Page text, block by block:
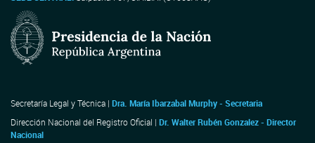
Secretaría Legal y Técnica | Dra. María Ibarzabal Murphy - Secretaria
Dirección Nacional del Registro Oficial | Dr. Walter Rubén Gonzalez - Director
Nacional